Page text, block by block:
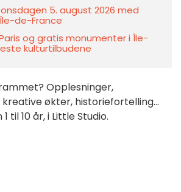
5. august 2026 med
de-France
og gratis monumenter i Île-
kulturtilbudene
Opplesninger,
økter, historiefortelling...
til 10 år, i Little Studio.